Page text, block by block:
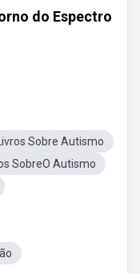
do Espectro
Livros Sobre Autismo
SobreO Autismo